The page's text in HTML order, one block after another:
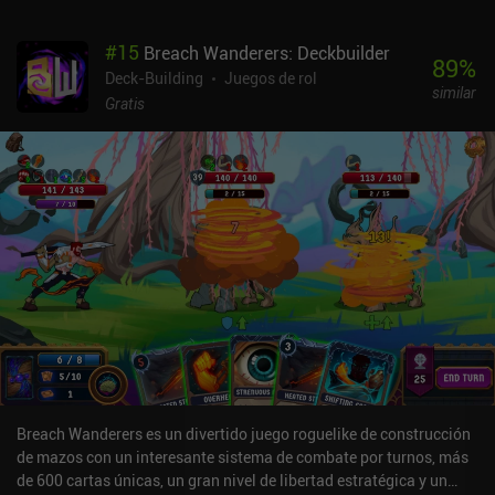
números superiores a tres.A lo largo de nuestro viaje, encontramos
montones de equipos diferentes con efectos distintos y sinergias
geniales, y como el número de ranuras para objetos es limitado,
personajes y episodios introducen mecánicas de juego únicas que
se alejan de esta fórmula habitual, hay mucho que ver y
experimentar.Por desgracia, la mayoría de los episodios siguen un
guión que limita la aleatoriedad. Aunque esto hace que la
dificultad sea manejable, también afecta negativamente a la
rejugabilidad. Nuestro progreso tampoco se guarda en la nube, así
que reinstalar el juego en otro dispositivo nos obliga a volver a
jugarlo todo desde cero.Dicey Dungeons es un juego premium de
4,99 $ sin anuncios ni iAP. Aparte del modo principal, también
cuenta con dos complementos gratuitos con reglas de juego aún
más extrañas. Es una buena recomendación para los amantes de
los juegos de mazmorras, estrategia y puzles.
#15 Breach Wanderers: Deckbuilder
Deck-Building
Juegos de rol
Gratis
89%
similar
Breach Wanderers es un divertido juego roguelike de construcción
de mazos con un interesante sistema de combate por turnos, más
de 600 cartas únicas, un gran nivel de libertad estratégica y un